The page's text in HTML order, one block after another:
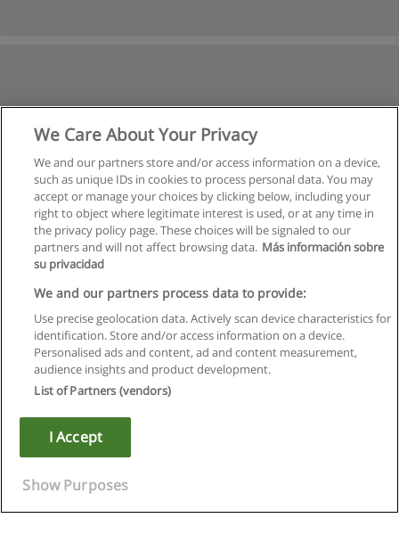
Regras de uso
Privacidade de dados
Copyright © Educaedu Business S.L. - CIF : B-95610580: -
We Care About Your Privacy
We and our partners store and/or access information on a device,
such as unique IDs in cookies to process personal data. You may
accept or manage your choices by clicking below, including your
right to object where legitimate interest is used, or at any time in
the privacy policy page. These choices will be signaled to our
partners and will not affect browsing data. Más información sobre
su privacidad
We and our partners process data to provide:
Use precise geolocation data. Actively scan device characteristics for
identification. Store and/or access information on a device.
Personalised ads and content, ad and content measurement,
audience insights and product development.
List of Partners (vendors)
I Accept
Show Purposes